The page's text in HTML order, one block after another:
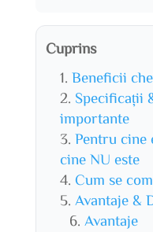
Cuprins
Beneficii
Specificații
importante
Pentru
cine NU este
Cum se
Avantaje &
Avantaje